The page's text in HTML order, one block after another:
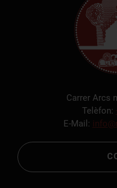
Carrer Arcs
Telèfon:
E-Mail: